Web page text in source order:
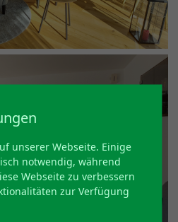
unserer Webseite. Einige
notwendig, während
Webseite zu verbessern
zur Verfügung